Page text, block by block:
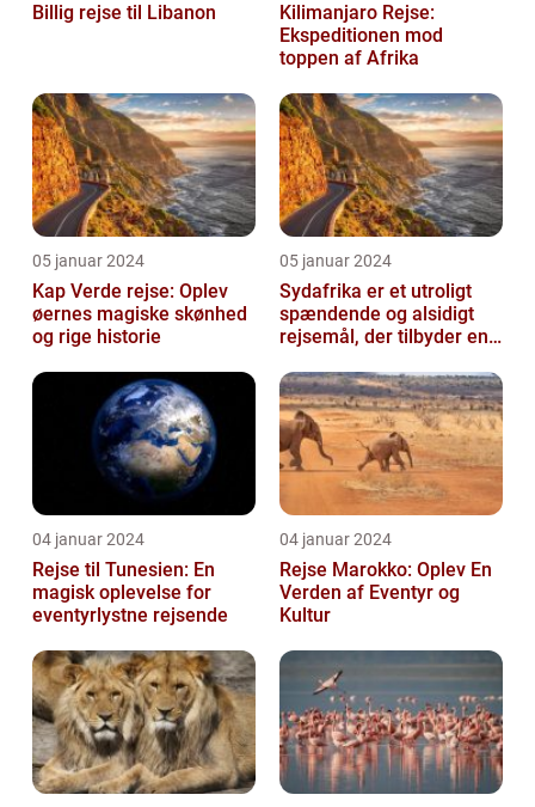
Billig rejse til Libanon
Kilimanjaro Rejse:
Ekspeditionen mod
toppen af Afrika
05 januar 2024
Kap Verde rejse: Oplev
øernes magiske skønhed
og rige historie
05 januar 2024
Sydafrika er et utroligt
spændende og alsidigt
rejsemål, der tilbyder en
...
04 januar 2024
Rejse til Tunesien: En
magisk oplevelse for
eventyrlystne rejsende
04 januar 2024
Rejse Marokko: Oplev En
Verden af Eventyr og
Kultur